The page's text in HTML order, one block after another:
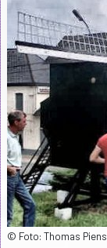
© Foto: Thomas